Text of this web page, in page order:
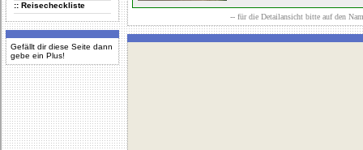
:: Reisecheckliste
Gefällt dir diese Seite dann
gebe ein Plus!
-- für die Detailansicht bitte auf den